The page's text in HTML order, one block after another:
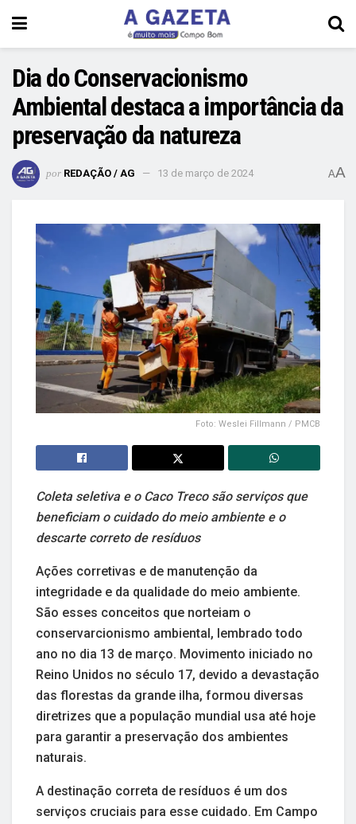
Dia do Conservacionismo
Ambiental destaca a importância da
preservação da natureza
por REDAÇÃO / AG 13 de março de 2024 AA
Foto: Weslei Fillmann / PMCB
Coleta seletiva e o Caco Treco são serviços que
beneficiam o cuidado do meio ambiente e o
descarte correto de resíduos
Ações corretivas e de manutenção da
integridade e da qualidade do meio ambiente.
São esses conceitos que norteiam o
conservarcionismo ambiental, lembrado todo
ano no dia 13 de março. Movimento iniciado no
Reino Unidos no século 17, devido a devastação
das florestas da grande ilha, formou diversas
diretrizes que a população mundial usa até hoje
para garantir a preservação dos ambientes
naturais.
A destinação correta de resíduos é um dos
serviços cruciais para esse cuidado. Em Campo